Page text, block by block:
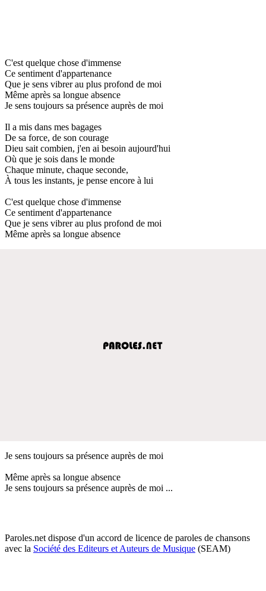
C'est quelque chose d'immense
Ce sentiment d'appartenance
Que je sens vibrer au plus profond de moi
Même après sa longue absence
Je sens toujours sa présence auprès de moi
Il a mis dans mes bagages
De sa force, de son courage
Dieu sait combien, j'en ai besoin aujourd'hui
Où que je sois dans le monde
Chaque minute, chaque seconde,
À tous les instants, je pense encore à lui
C'est quelque chose d'immense
Ce sentiment d'appartenance
Que je sens vibrer au plus profond de moi
Même après sa longue absence
Je sens toujours sa présence auprès de moi
Même après sa longue absence
Je sens toujours sa présence auprès de moi ...
Paroles.net dispose d'un accord de licence de paroles de chansons
avec la Société des Editeurs et Auteurs de Musique (SEAM)